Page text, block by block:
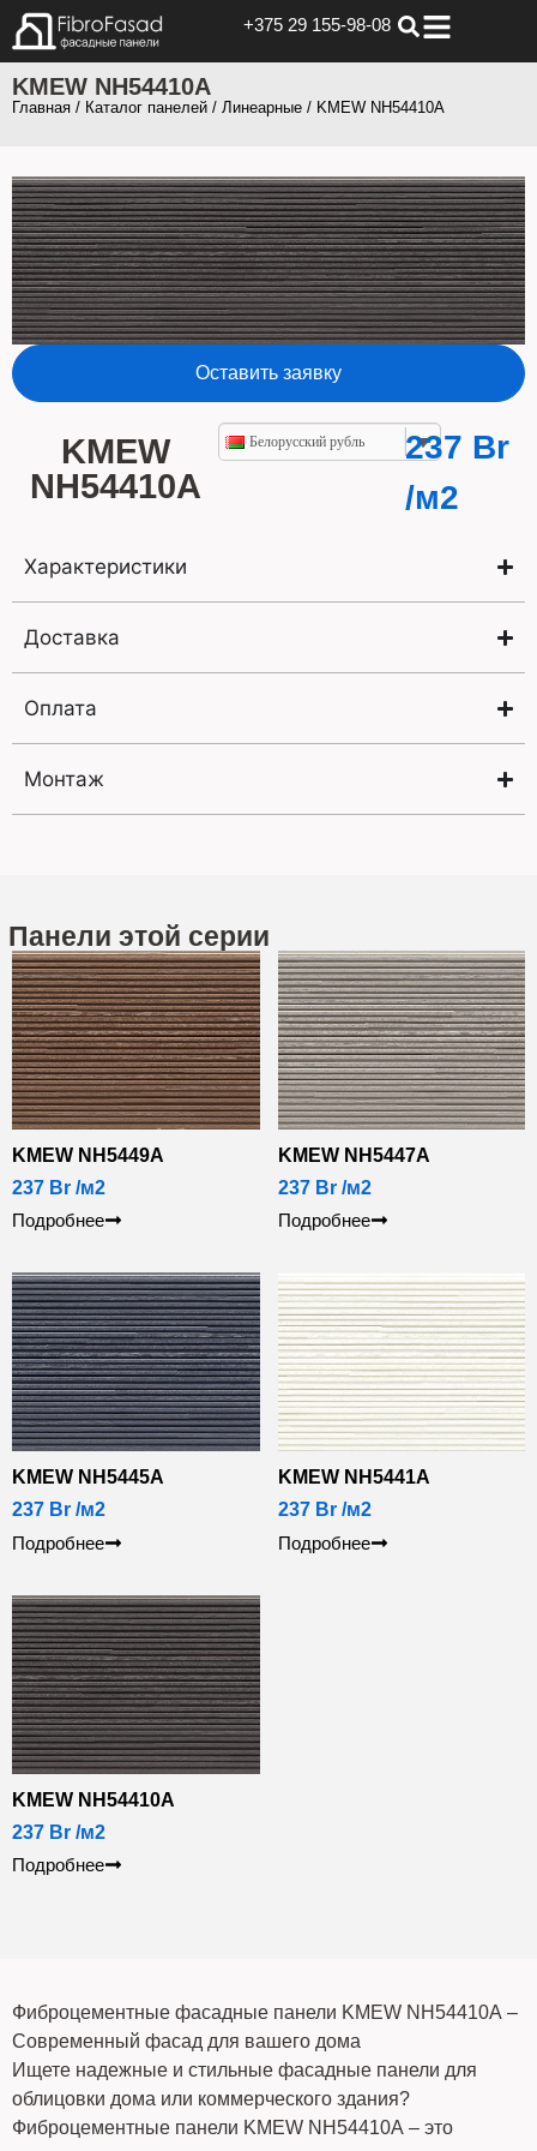
+375 29 155-98-08
KMEW NH54410А
Главная / Каталог панелей / Линеарные / KMEW NH54410А
Оставить заявку
KMEW
NH54410А
Белорусский рубль 237 Br
/м2
Характеристики
Доставка
Оплата
Монтаж
Панели этой серии
KMEW NH5449А
237 Br /м2
Подробнее
KMEW NH5447А
237 Br/м2
Подробнее
KMEW NH5445А
237 Br /м2
Подробнее
KMEW NH5441А
237 Br/м2
Подробнее
KMEW NH54410А
237 Br /м2
Подробнее
Фиброцементные фасадные панели KMEW NH54410А –
Современный фасад для вашего дома
Ищете надежные и стильные фасадные панели для
облицовки дома или коммерческого здания?
Фиброцементные панели KMEW NH54410А – это